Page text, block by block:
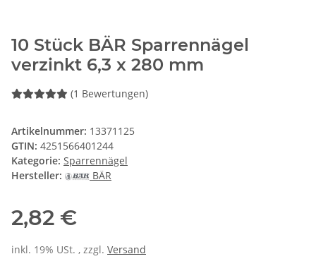
10 Stück BÄR Sparrennägel
verzinkt 6,3 x 280 mm
(1 Bewertungen)
Artikelnummer: 13371125
GTIN: 4251566401244
Kategorie: Sparrennägel
Hersteller:
BÄR
2,82 €
inkl. 19% USt. , zzgl. Versand